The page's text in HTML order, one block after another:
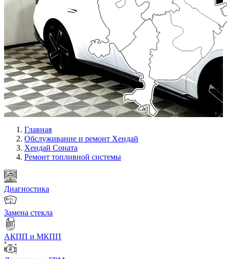
Главная
Обслуживание и ремонт Хендай
Хендай Соната
Ремонт топливной системы
Диагностика
Замена стекла
АКПП и МКПП